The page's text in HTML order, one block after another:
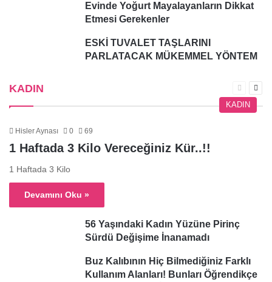
Evinde Yoğurt Mayalayanların Dikkat
Etmesi Gerekenler
ESKİ TUVALET TAŞLARINI
PARLATACAK MÜKEMMEL YÖNTEM
KADIN
Önceki
sayfa
KADIN
Hisler Aynası 0 69
1 Haftada 3 Kilo Vereceğiniz Kür..!!
1 Haftada 3 Kilo
Devamını Oku »
56 Yaşındaki Kadın Yüzüne Pirinç
Sürdü Değişime İnanamadı
Buz Kalıbının Hiç Bilmediğiniz Farklı
Kullanım Alanları! Bunları Öğrendikçe